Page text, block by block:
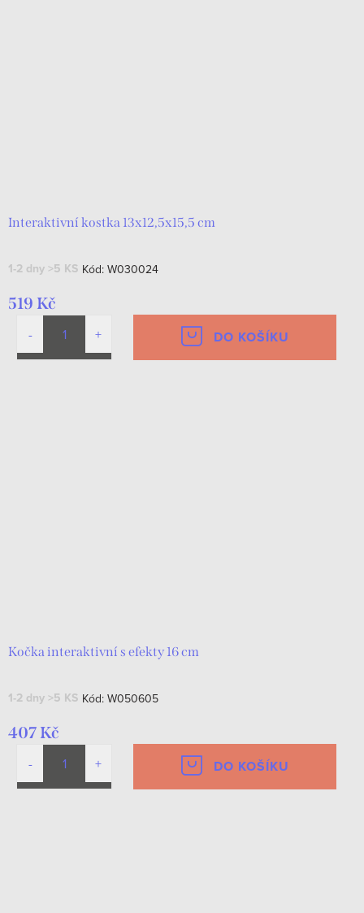
Interaktivní kostka 13x12,5x15,5 cm
1-2 dny >5 KS Kód: W030024
519 Kč
DO KOŠÍKU
Kočka interaktivní s efekty 16 cm
1-2 dny >5 KS Kód: W050605
407 Kč
DO KOŠÍKU